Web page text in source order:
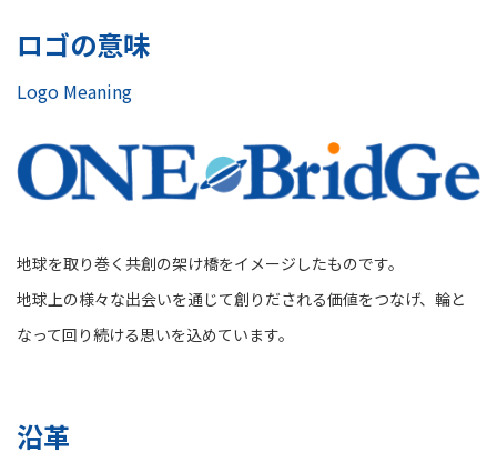
ロゴの意味
Logo Meaning
地球を取り巻く共創の架け橋をイメージしたものです。
地球上の様々な出会いを通じて創りだされる価値をつなげ、輪と
なって回り続ける思いを込めています。
沿革